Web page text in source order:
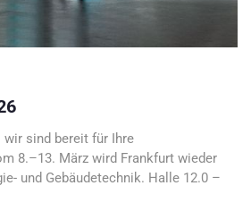
sind bereit für Ihre
8.–13. März wird Frankfurt wieder
und Gebäudetechnik. Halle 12.0 –